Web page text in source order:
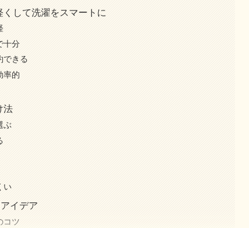
して洗濯をスマートに
十分
できる
率的
法
ぶ
い
イデア
コツ